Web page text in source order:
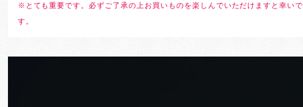
※とても重要です。必ずご了承の上お買いものを楽しんでいただけますと幸いで
す。